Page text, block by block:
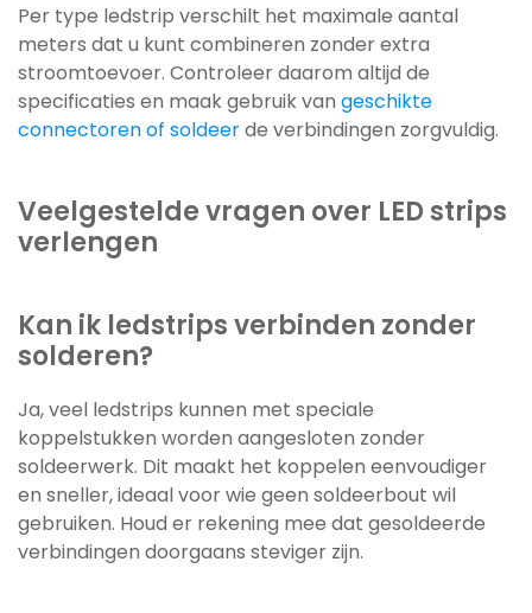
Per type ledstrip verschilt het maximale aantal
meters dat u kunt combineren zonder extra
stroomtoevoer. Controleer daarom altijd de
specificaties en maak gebruik van geschikte
connectoren of soldeerde verbindingen zorgvuldig.
Veelgestelde vragen over LED strips
verlengen
Kan ik ledstrips verbinden zonder
solderen?
Ja, veel ledstrips kunnen met speciale
koppelstukken worden aangesloten zonder
soldeerwerk. Dit maakt het koppelen eenvoudiger
en sneller, ideaal voor wie geen soldeerbout wil
gebruiken. Houd er rekening mee dat gesoldeerde
verbindingen doorgaans steviger zijn.